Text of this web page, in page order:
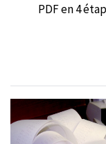
PDF en 4